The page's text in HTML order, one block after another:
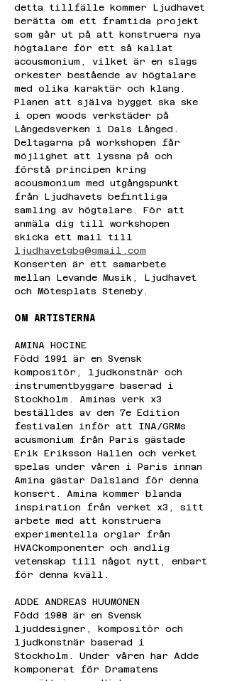
detta tillfälle kommer Ljudhavet
berätta om ett framtida projekt
som går ut på att konstruera nya
högtalare för ett så kallat
acousmonium, vilket är en slags
orkester bestående av högtalare
med olika karaktär och klang.
Planen att själva bygget ska ske
i open woods verkstäder på
Långedsverken i Dals Långed.
Deltagarna på workshopen får
möjlighet att lyssna på och
förstå principen kring
acousmonium med utgångspunkt
från Ljudhavets befintliga
samling av högtalare. För att
anmäla dig till workshopen
skicka ett mail till
ljudhavetgbg@gmail.com
Konserten är ett samarbete
mellan Levande Musik, Ljudhavet
och Mötesplats Steneby.
OM ARTISTERNA
AMINA HOCINE
Född 1991 är en Svensk
kompositör, ljudkonstnär och
instrumentbyggare baserad i
Stockholm. Aminas verk x3
beställdes av den 7e Edition
festivalen inför att INA/GRMs
acusmonium från Paris gästade
Erik Eriksson Hallen och verket
spelas under våren i Paris innan
Amina gästar Dalsland för denna
konsert. Amina kommer blanda
inspiration från verket x3, sitt
arbete med att konstruera
experimentella orglar från
HVACkomponenter och andlig
vetenskap till något nytt, enbart
för denna kväll.
ADDE ANDREAS HUUMONEN
Född 1988 är en Svensk
ljuddesigner, kompositör och
ljudkonstnär baserad i
Stockholm. Under våren har Adde
komponerat för Dramatens